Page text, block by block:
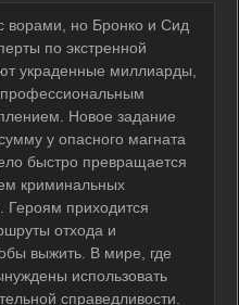
ворами, но Бронко и Сид
по экстренной
украденные миллиарды,
Новое задание
у опасного магната
быстро превращается
криминальных
Героям приходится
отхода и
выжить. В мире, где
использовать
справедливости.